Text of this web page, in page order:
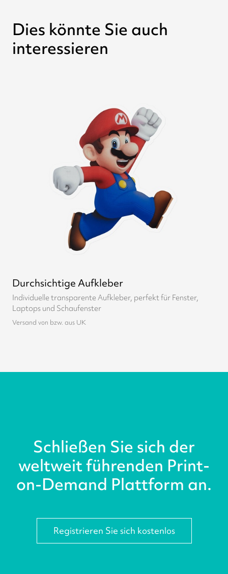
Dies könnte Sie auch
interessieren
Durchsichtige Aufkleber
Individuelle transparente Aufkleber, perfekt für Fenster,
Laptops und Schaufenster
Versand von bzw. aus UK
Schließen Sie sich der
weltweit führenden Print-
on-Demand Plattform an.
Registrieren Sie sich kostenlos